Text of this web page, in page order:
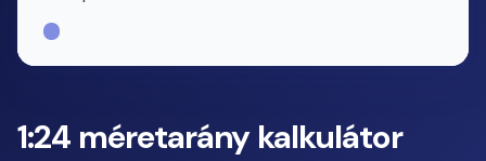
1:24 méretarány kalkulátor